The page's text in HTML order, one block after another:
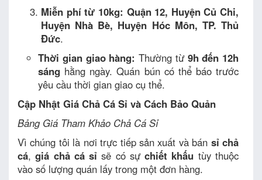
Miễn phí từ 10kg: Quận 12, Huyện Củ Chi,
Huyện Nhà Bè, Huyện Hóc Môn, TP. Thủ
Đức.
Thời gian giao hàng: Thường từ 9h đến 12h
sáng hằng ngày. Quán bún có thể báo trước
yêu cầu thời gian giao cụ thể.
Cập Nhật Giá Chả Cá Sỉ và Cách Bảo Quản
Bảng Giá Tham Khảo Chả Cá Sỉ
Vì chúng tôi là nơi trực tiếp sản xuất và bán sỉ chả
cá,giá chả cá sỉ sẽ có sựchiết khấu tùy thuộc
vào số lượng quán lấy trong một đơn hàng.